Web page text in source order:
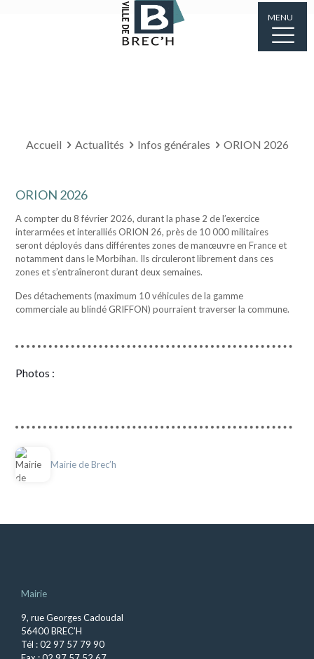
MENU
Accueil Actualités Infos générales ORION 2026
ORION 2026
A compter du 8 février 2026, durant la phase 2 de l’exercice
interarmées et interalliés ORION 26, près de 10 000 militaires
seront déployés dans différentes zones de manœuvre en France et
notamment dans le Morbihan. Ils circuleront librement dans ces
zones et s’entraîneront durant deux semaines.
Des détachements (maximum 10 véhicules de la gamme
commerciale au blindé GRIFFON) pourraient traverser la commune.
Photos :
Mairie de Brec’h
Mairie
9, rue Georges Cadoudal
56400 BREC’H
Tél : 02 97 57 79 90